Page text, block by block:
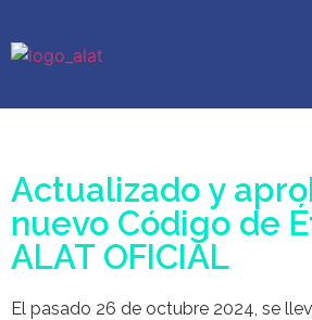
Actualizado y
nuevo Código de
ALAT OFICIAL
El pasado 26 de octubre 2024, se